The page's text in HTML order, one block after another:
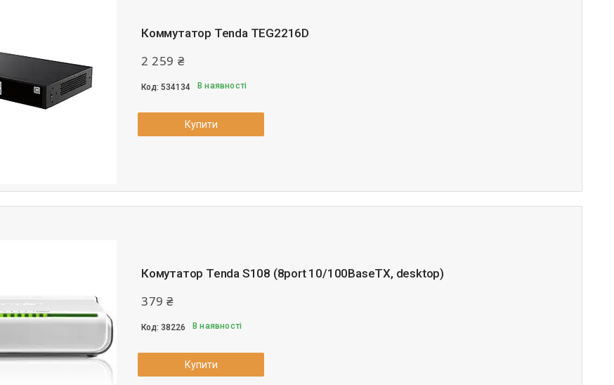
Коммутатор Tenda TEG2216D
2 259 ₴
534134 В наявності
Купити
Комутатор Tenda S108 (8port 10/100BaseTX, desktop)
379 ₴
38226 В наявності
Купити